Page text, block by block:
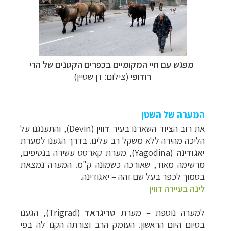
מפגש עם חיי המקומיים בכפרים הקטנים של הרי
רודופי (צילום: דן שטיין)
המערה של השטן
את רוב הציוד השארנו בעיר דווין (
Devin), והתענגנו על
הליכה מהירה ללא משקל רב עלינו. בדרך הגענו למערת
יאגודינה (
Yagodina), מערת קארסט עשירה בנטיפים,
מרשימה מאוד, שאורכה כשמונה ק"מ. המערה נמצאת
בסמוך לכפר בעל שם זהה–יאגודינה.
לינה בעיירה דווין
למערה נוספת– מערת טריגראד (
Trigrad
), הגענו
בסיום היום הראשון. העומק הרב וצורתה הקנו לה בפי